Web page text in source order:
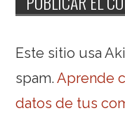
Este sitio usa
spam.Aprende
datos de tus